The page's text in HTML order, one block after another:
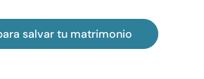
salvar tu matrimonio